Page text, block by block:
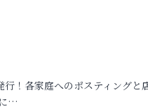
！各家庭へのポスティングと
…